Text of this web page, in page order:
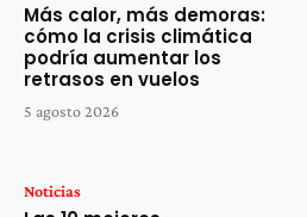
Más calor, más demoras:
cómo la crisis climática
podría aumentar los
retrasos en vuelos
5 agosto 2026
Noticias